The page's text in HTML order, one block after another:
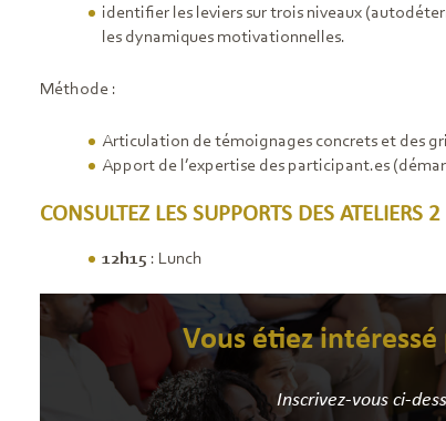
identifier les leviers sur trois niveaux
les dynamiques motivationnelles.
Méthode :
Articulation de témoignages concrets et des
Apport de l’expertise des participant.es
CONSULTEZ LES SUPPORTS DES ATELIERS
12h15 : Lunch
Vous étiez
Inscrivez-vous ci-